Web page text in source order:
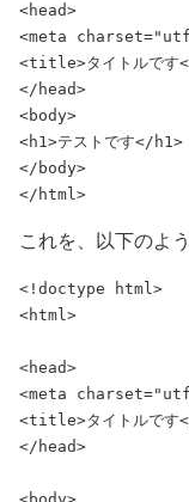
<head>
<meta
<title>タイトルです
</head>
<body>
<h1>テストです</h1>
</body>
</html>
これを、以下のよ
<!doctype html>
<html>
<head>
<meta
<title>タイトルで
</head>